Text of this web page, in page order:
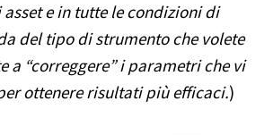
e in tutte le condizioni di
del tipo di strumento che volete
a “correggere” i parametri che vi
ottenere risultati più efficaci.)